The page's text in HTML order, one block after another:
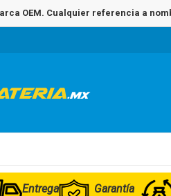
OEM. Cualquier referencia a
Entrega
Garantía